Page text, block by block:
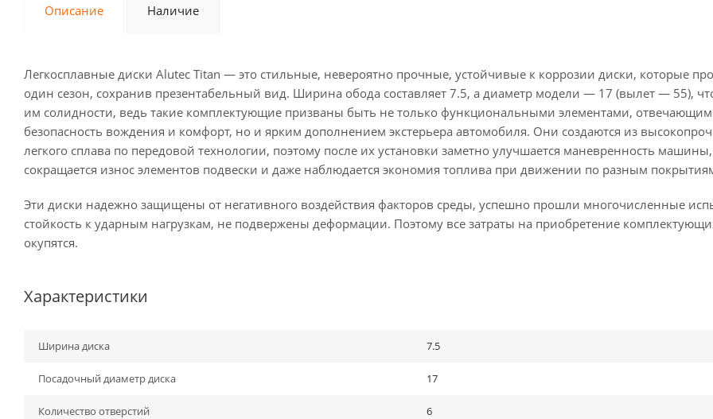
Описание Наличие
Легкосплавные диски Alutec Titan — это стильные, невероятно прочные, устойчивые к коррозии диски, которые
один сезон, сохранив презентабельный вид. Ширина обода составляет 7.5, а диаметр модели — 17 (вылет — 55),
им солидности, ведь такие комплектующие призваны быть не только функциональными элементами,
безопасность вождения и комфорт, но и ярким дополнением экстерьера автомобиля. Они создаются из
легкого сплава по передовой технологии, поэтому после их установки заметно улучшается маневренность машины,
сокращается износ элементов подвески и даже наблюдается экономия топлива при движении по разным
Эти диски надежно защищены от негативного воздействия факторов среды, успешно прошли многочисленные
стойкость к ударным нагрузкам, не подвержены деформации. Поэтому все затраты на приобретение
окупятся.
Характеристики
Ширина диска 7.5
Посадочный диаметр диска 17
Количество отверстий 6